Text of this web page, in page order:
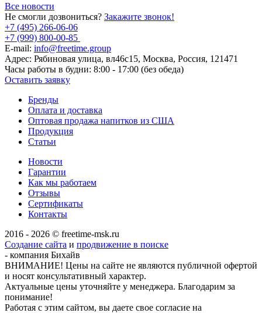
Все новости
Не смогли дозвониться? Закажите звонок!
+7 (495) 266-06-06
+7 (999) 800-00-85
E-mail: info@freetime.group
Адрес: Рябиновая улица, вл46с15, Москва, Россия, 121471
Часы работы в будни: 8:00 - 17:00 (без обеда)
Оставить заявку
Бренды
Оплата и доставка
Оптовая продажа напитков из США
Продукция
Статьи
Новости
Гарантии
Как мы работаем
Отзывы
Сертификаты
Контакты
2016 - 2026 © freetime-msk.ru
Создание сайта и продвижение в поиске
- компания Бихайв
ВНИМАНИЕ! Цены на сайте не являются публичной офертой
и носят консультативный характер.
Актуальные цены уточняйте у менеджера. Благодарим за
понимание!
Работая с этим сайтом, вы даете свое согласие на